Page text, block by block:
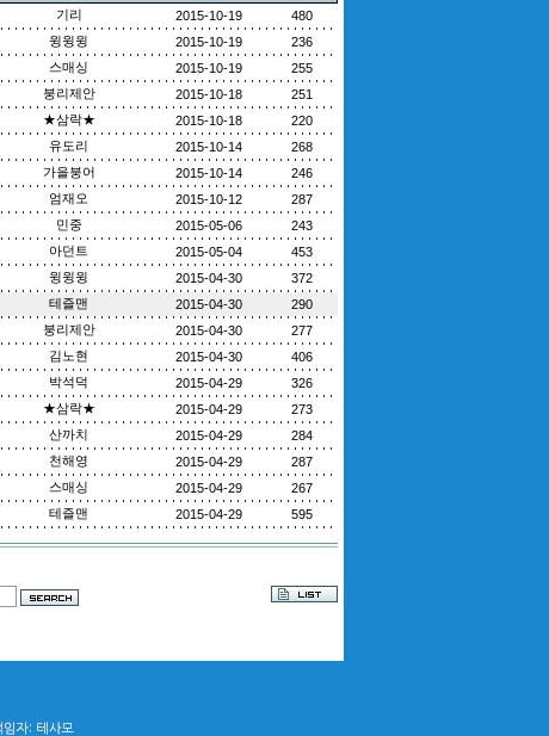
기리 2015-10-19
480
윙윙윙 2015-10-19
236
스매싱 2015-10-19
255
붕리제안 2015-10-18
251
★삼락★ 2015-10-18
220
유도리 2015-10-14
268
가을붕어 2015-10-14
246
엄재오 2015-10-12
287
민중 2015-05-06
243
아던트 2015-05-04
453
윙윙윙 2015-04-30
372
테즐맨 2015-04-30
290
붕리제안 2015-04-30
277
김노현 2015-04-30
406
박석덕 2015-04-29
326
★삼락★ 2015-04-29
273
산까치 2015-04-29
284
천해영 2015-04-29
287
스매싱 2015-04-29
267
테즐맨 2015-04-29 595